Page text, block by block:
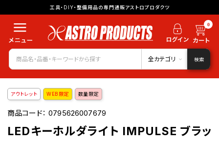
工具・DIY・整備用品の専門通販アストロプロダクツ
0
全カテゴリ 検索
アウトレット WEB限定 数量限定
商品コード：0795626007679
LEDキーホルダライト IMPULSE ブラッ